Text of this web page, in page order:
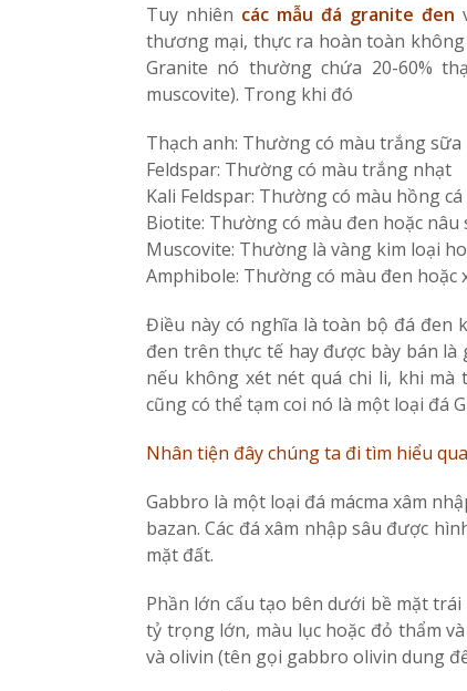
Tuy nhiên các mẫuđá granite đen
thương mại, thực ra hoàn toàn
Granite nó thường chứa 20-60%
muscovite). Trong khi đó
Thạch anh: Thường có màu trắng sữa
Feldspar: Thường có màu trắng nhạt
Kali Feldspar: Thường có màu hồng
Biotite: Thường có màu đen hoặc nâu
Muscovite: Thường là vàng kim loại
Amphibole: Thường có màu đen hoặc
Điều này có nghĩa là toàn bộ đá
đen trên thực tế hay được bày bán
nếu không xét nét quá chi li, khi
cũng có thể tạm coi nó là một loại đá
Nhân tiện đây chúng ta đi tìm hiểu
Gabbro là một loại đá mácma xâm
bazan. Các đá xâm nhập sâu được
mặt đất.
Phần lớn cấu tạo bên dưới bề mặt
tỷ trọng lớn, màu lục hoặc đỏ thẩm
và olivin (tên gọi gabbro olivin dung